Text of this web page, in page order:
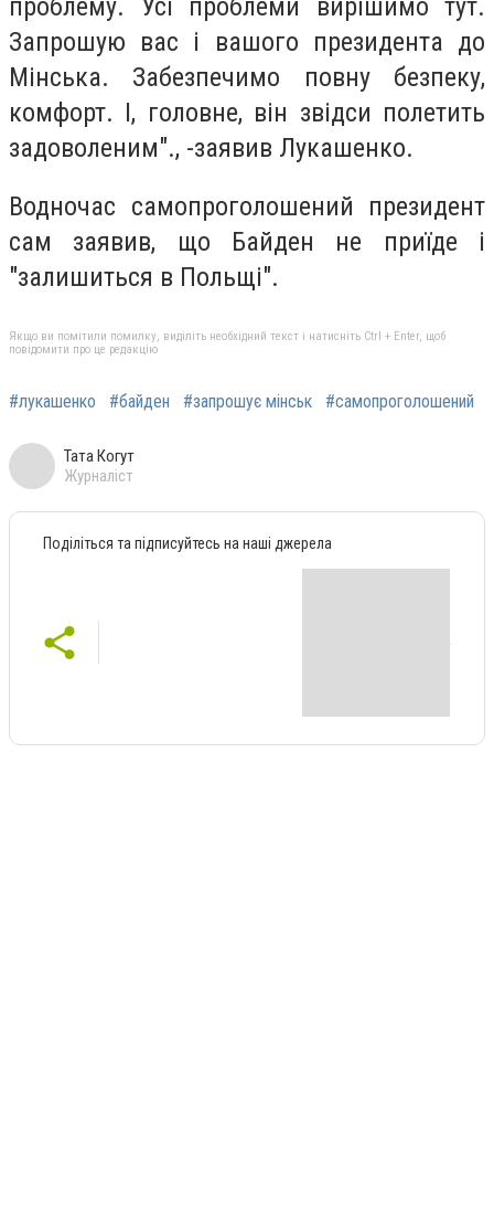
Запрошую вас і вашого президента до
Мінська. Забезпечимо повну безпеку,
комфорт. І, головне, він звідси полетить
задоволеним"., -заявив Лукашенко.
Водночас самопроголошений президент
сам заявив, що Байден не приїде і
"залишиться в Польщі".
Якщо ви помітили помилку, виділіть необхідний текст і натисніть Ctrl + Enter, щоб
повідомити про це редакцію
#лукашенко #байден #запрошує мінськ #самопроголошений
Тата Когут
Журналіст
Поділіться та підписуйтесь на наші джерела